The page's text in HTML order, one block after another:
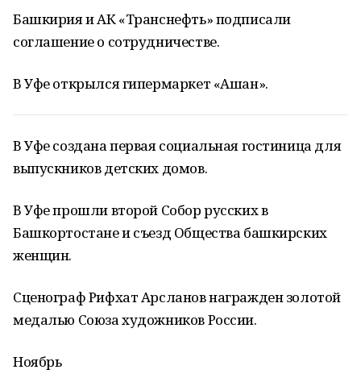
Башкирия и АК «Транснефть» подписали
соглашение о сотрудничестве.
В Уфе открылся гипермаркет «Ашан».
В Уфе создана первая социальная гостиница для
выпускников детских домов.
В Уфе прошли второй Собор русских в
Башкортостане и съезд Общества башкирских
женщин.
Сценограф Рифхат Арсланов награжден золотой
медалью Союза художников России.
Ноябрь